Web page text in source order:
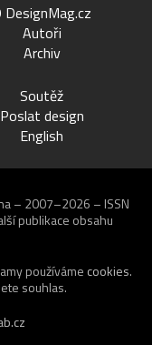
DesignMag.cz
Autoři
Archiv
Soutěž
Poslat design
English
– 2007–2026 – ISSN
publikace obsahu
používáme cookies.
souhlas.